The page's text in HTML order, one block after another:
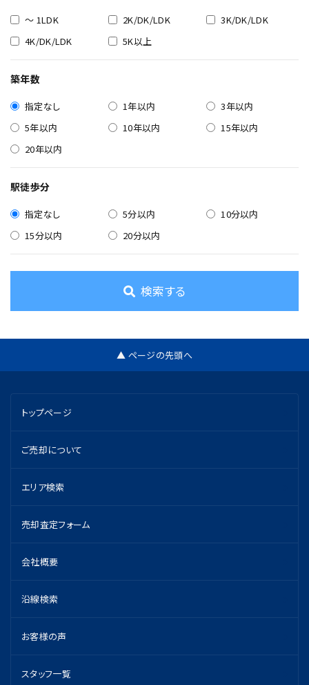
～ 1LDK 2K/DK/LDK
3K/DK/LDK
4K/DK/LDK
5K以上
築年数
指定なし 1年以内
3年以内
5年以内
10年以内
15年以内
20年以内
駅徒歩分
指定なし 5分以内
10分以内
15分以内
20分以内
検索する
▲ ページの先頭へ
トップページ
ご売却について
エリア検索
売却査定フォーム
会社概要
沿線検索
お客様の声
スタッフ一覧